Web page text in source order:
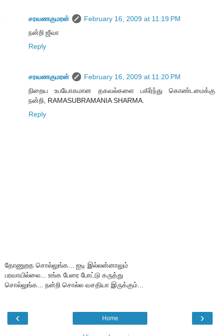
சரவணகுமரன்
February 16, 2009 at 11:19 PM
நன்றி ஜீவா
Reply
சரவணகுமரன்
February 16, 2009 at 11:20 PM
நிறைய உபயோகமான தகவல்களை பகிர்ந்து கொண்டமைக்கு
நன்றி, RAMASUBRAMANIA SHARMA.
Reply
தோணுறத சொல்லுங்க... ஐடி இல்லன்னாலும்
பரவாயில்லை... உங்க பேரை போட்டு கருத்து
சொல்லுங்க... நன்றி சொல்ல வசதியா இருக்கும்...
‹ ›
Home